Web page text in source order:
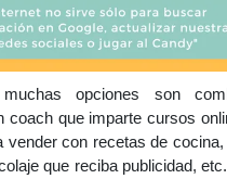
opciones son
coach que imparte cursos
vender con recetas de
que reciba publicidad,